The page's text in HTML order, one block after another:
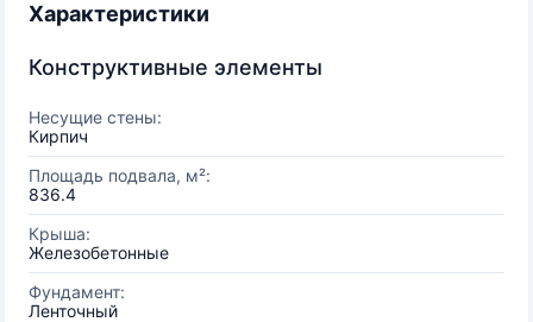
Характеристики
Конструктивные элементы
Несущие стены:
Кирпич
Площадь подвала, м²:
836.4
Крыша:
Железобетонные
Фундамент:
Ленточный